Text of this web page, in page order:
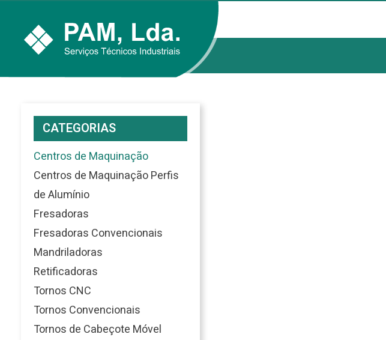
CATEGORIAS
Centros de Maquinação
Centros de Maquinação Perfis
de Alumínio
Fresadoras
Fresadoras Convencionais
Mandriladoras
Retificadoras
Tornos CNC
Tornos Convencionais
Tornos de Cabeçote Móvel